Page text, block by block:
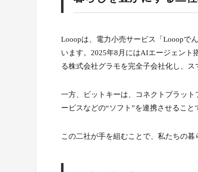
Looopは、電力小売サービス「Looopで
います。2025年8月にはAIエージェント
る株式会社グラモを完全子会社化し、ス
一方、ビットキーは、コネクトプラッ
ービスなどの“ソフト”を連携させること
この二社が手を組むことで、私たちの